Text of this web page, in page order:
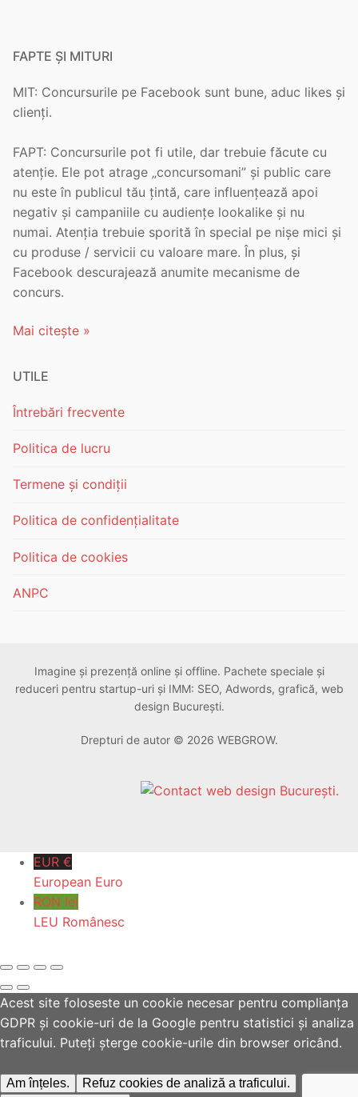
FAPTE ȘI MITURI
MIT: Concursurile pe Facebook sunt bune, aduc likes și
clienți.
FAPT: Concursurile pot fi utile, dar trebuie făcute cu
atenție. Ele pot atrage „concursomani” și public care
nu este în publicul tău țintă, care influențează apoi
negativ și campaniile cu audiențe lookalike și nu
numai. Atenția trebuie sporită în special pe nișe mici și
cu produse / servicii cu valoare mare. În plus, și
Facebook descurajează anumite mecanisme de
concurs.
Mai citește »
UTILE
Întrebări frecvente
Politica de lucru
Termene și condiții
Politica de confidențialitate
Politica de cookies
ANPC
Imagine și prezență online și offline. Pachete speciale și
reduceri pentru startup-uri și IMM: SEO, Adwords, grafică, web
design București.
Drepturi de autor © 2026 WEBGROW.
EUR €
European Euro
RON lei
LEU Românesc
Acest site foloseste un cookie necesar pentru complianța
GDPR și cookie-uri de la Google pentru statistici și analiza
traficului. Puteți șterge cookie-urile din browser oricând.
Am înțeles.
Refuz cookies de analiză a traficului.